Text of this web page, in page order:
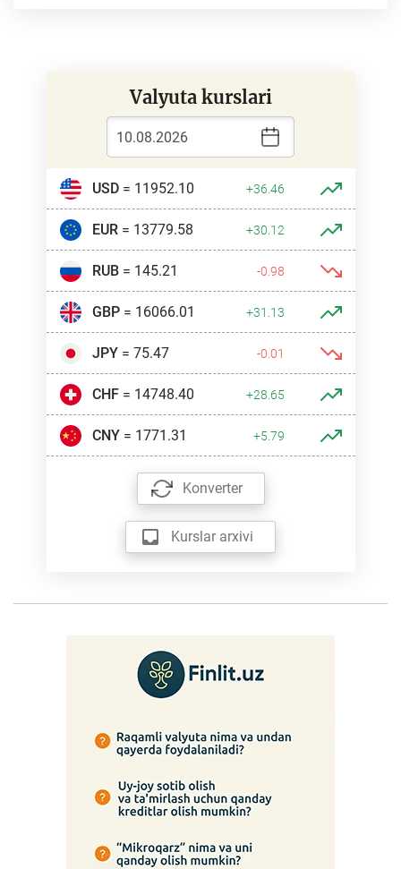
Valyuta kurslari
USD= 11952.10 +36.46
EUR= 13779.58 +30.12
RUB= 145.21 -0.98
GBP= 16066.01 +31.13
JPY= 75.47 -0.01
CHF= 14748.40 +28.65
CNY= 1771.31 +5.79
Konverter
Kurslar arxivi